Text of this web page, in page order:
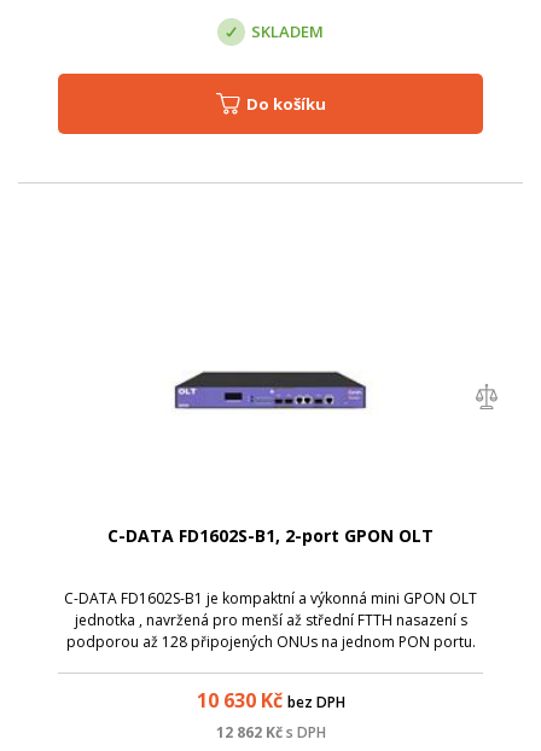
SKLADEM
Do košíku
C-DATA FD1602S-B1, 2-port GPON OLT
C-DATA FD1602S-B1 je kompaktní a výkonná mini GPON OLT
jednotka , navržená pro menší až střední FTTH nasazení s
podporou až 128 připojených ONUs na jednom PON portu.
10 630Kč bez DPH
12 862Kč s DPH